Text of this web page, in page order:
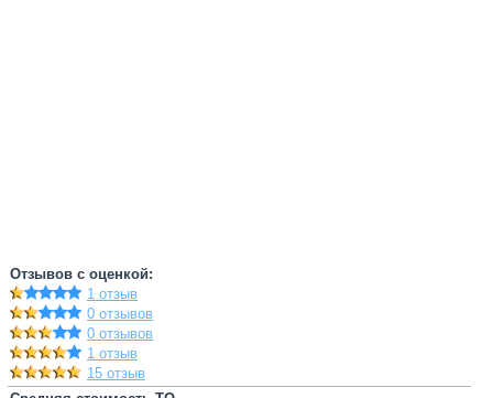
Отзывов с оценкой:
1 отзыв
0 отзывов
0 отзывов
1 отзыв
15 отзыв